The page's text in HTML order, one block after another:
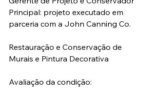
Principal: projeto executado em
parceria com a John Canning Co.
Restauração e Conservação de
Murais e Pintura Decorativa
Avaliação da condição: